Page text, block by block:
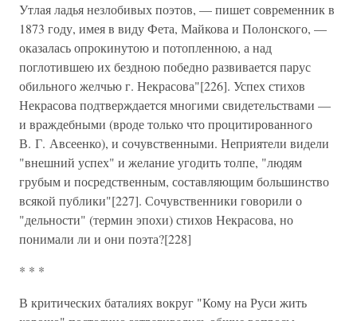
Утлая ладья незлобивых поэтов, — пишет современник в
1873 году, имея в виду Фета, Майкова и Полонского, —
оказалась опрокинутою и потопленною, а над
поглотившею их бездною победно развивается парус
обильного желчью г. Некрасова"[226]. Успех стихов
Некрасова подтверждается многими свидетельствами —
и враждебными (вроде только что процитированного
В. Г. Авсеенко), и сочувственными. Неприятели видели
"внешний успех" и желание угодить толпе, "людям
грубым и посредственным, составляющим большинство
всякой публики"[227]. Сочувственники говорили о
"дельности" (термин эпохи) стихов Некрасова, но
понимали ли и они поэта?[228]
* * *
В критических баталиях вокруг "Кому на Руси жить